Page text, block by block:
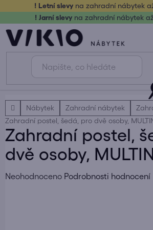
obsah
! Letní slevy na zahradní nábytek
! Jarní slevy na zahradní nábytek
DomůNábytek Zahradní nábytek
Zahradní postel, šedá, pro dvě osoby,
Zahradní postel,
dvě osoby,
Průměrné
Neohodnoceno Podrobnosti hodnocení